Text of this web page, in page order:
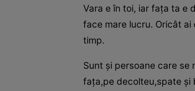
Vara e în toi, iar faţa ta e
face mare lucru. Oricât
timp.
Sunt şi persoane care
faţa,pe decolteu,spate şi